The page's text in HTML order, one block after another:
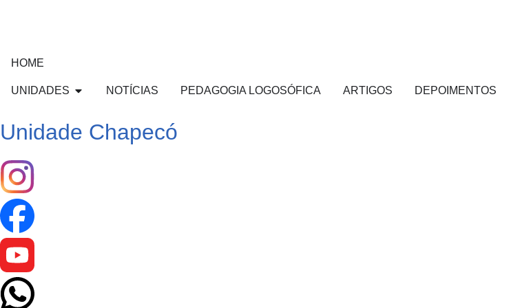
HOME
UNIDADES NOTÍCIAS PEDAGOGIA LOGOSÓFICA ARTIGOS DEPOIMENTOS
Unidade Chapecó